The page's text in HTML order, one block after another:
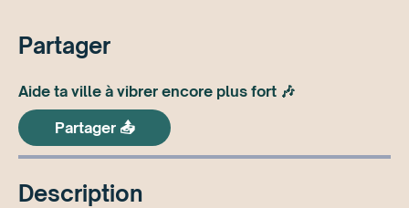
Partager
Aide ta ville à vibrer encore plus fort 🎶
Partager 📤
Description